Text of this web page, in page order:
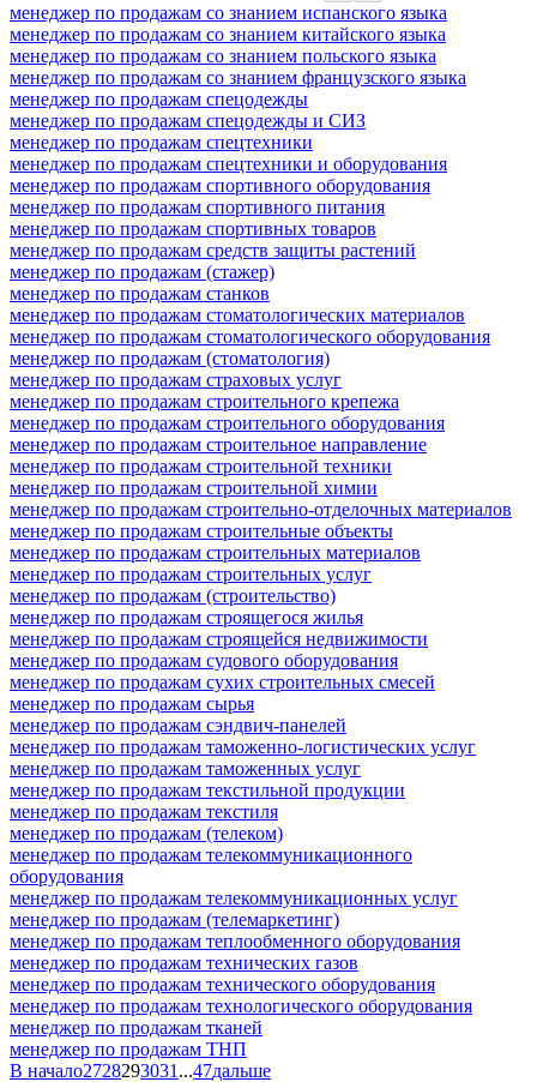
менеджер по продажам со знанием испанского языка
менеджер по продажам со знанием китайского языка
менеджер по продажам со знанием польского языка
менеджер по продажам со знанием французского языка
менеджер по продажам спецодежды
менеджер по продажам спецодежды и СИЗ
менеджер по продажам спецтехники
менеджер по продажам спецтехники и оборудования
менеджер по продажам спортивного оборудования
менеджер по продажам спортивного питания
менеджер по продажам спортивных товаров
менеджер по продажам средств защиты растений
менеджер по продажам (стажер)
менеджер по продажам станков
менеджер по продажам стоматологических материалов
менеджер по продажам стоматологического оборудования
менеджер по продажам (стоматология)
менеджер по продажам страховых услуг
менеджер по продажам строительного крепежа
менеджер по продажам строительного оборудования
менеджер по продажам строительное направление
менеджер по продажам строительной техники
менеджер по продажам строительной химии
менеджер по продажам строительно-отделочных материалов
менеджер по продажам строительные объекты
менеджер по продажам строительных материалов
менеджер по продажам строительных услуг
менеджер по продажам (строительство)
менеджер по продажам строящегося жилья
менеджер по продажам строящейся недвижимости
менеджер по продажам судового оборудования
менеджер по продажам сухих строительных смесей
менеджер по продажам сырья
менеджер по продажам сэндвич-панелей
менеджер по продажам таможенно-логистических услуг
менеджер по продажам таможенных услуг
менеджер по продажам текстильной продукции
менеджер по продажам текстиля
менеджер по продажам (телеком)
менеджер по продажам телекоммуникационного
оборудования
менеджер по продажам телекоммуникационных услуг
менеджер по продажам (телемаркетинг)
менеджер по продажам теплообменного оборудования
менеджер по продажам технических газов
менеджер по продажам технического оборудования
менеджер по продажам технологического оборудования
менеджер по продажам тканей
менеджер по продажам ТНП
В начало2728293031 ...47дальше